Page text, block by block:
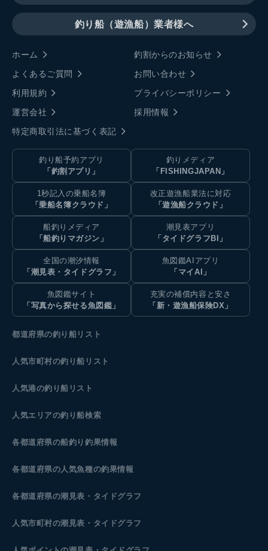
釣り船（遊漁船）業者様へ
ホーム
釣割からのお知らせ
よくあるご質問
お問い合わせ
利用規約
プライバシーポリシー
運営会社
採用情報
特定商取引法に基づく表記
釣り船予約アプリ
「釣割アプリ」
釣りメディア
「FISHINGJAPAN」
1秒記入の乗船名簿
「乗船名簿クラウド」
改正遊漁船業法に対応
「遊漁船クラウド」
船釣りメディア
「船釣りマガジン」
潮見表アプリ
「タイドグラフBI」
全国の潮汐情報
「潮見表・タイドグラフ」
魚図鑑AIアプリ
「マイAI」
魚図鑑サイト
「写真から探せる魚図鑑」
充実の補償内容と安さ
「新・遊漁船保険DX」
都道府県の釣り船リスト
人気市町村の釣り船リスト
人気港の釣り船リスト
人気エリアの釣り船検索
各都道府県の船釣り釣果情報
各都道府県の人気魚種の釣果情報
各都道府県の潮見表 ・タイドグラフ
人気市町村の潮見表・タイドグラフ